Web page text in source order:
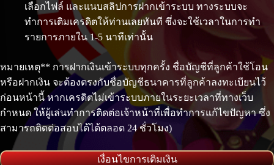
เลือกไฟล์ และแนบสลิปการฝากเข้าระบบ ทางระบบจะ
ทำการเติมเครดิตให้ท่านเลยทันที ซึ่งจะใช้เวลาในการทำ
รายการภายใน 1-5 นาทีเท่านั้น
หมายเหตุ** การฝากเงินเข้าระบบทุกครั้ง ชื่อบัญชีที่ลูกค้าใช้โอน
หรือฝากเงิน จะต้องตรงกับชื่อบัญชีธนาคารที่ลูกค้าลงทะเบียนไว้
ก่อนหน้านี้ หากเครดิตไม่เข้าระบบภายในระยะเวลาที่ทางเว็บ
กำหนด ให้ผู้เล่นทำการติดต่อเจ้าหน้าที่เพื่อทำการแก้ไขปัญหา ซึ่ง
สามารถติดต่อสอบได้ได้ตลอด 24 ชั่วโมง)
เงื่อนไขการเติมเงิน